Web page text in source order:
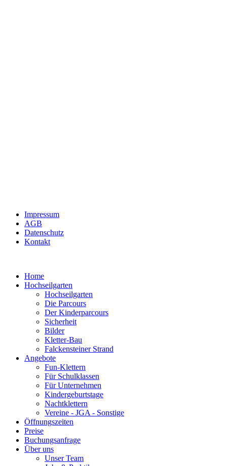
Impressum
AGB
Datenschutz
Kontakt
Home
Hochseilgarten
Hochseilgarten
Die Parcours
Der Kinderparcours
Sicherheit
Bilder
Kletter-Bau
Falckensteiner Strand
Angebote
Fun-Klettern
Für Schulklassen
Für Unternehmen
Kindergeburtstage
Nachtklettern
Vereine - JGA - Sonstige
Öffnungszeiten
Preise
Buchungsanfrage
Über uns
Unser Team